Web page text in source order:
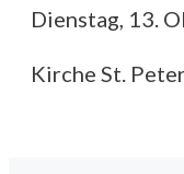
Dienstag, 13.
Kirche St.